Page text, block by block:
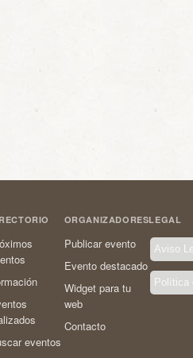
eventos
ORGANIZADORES
Publicar evento
Evento destacado
Widget para tu
web
Contacto
LEGAL
Aviso
Política